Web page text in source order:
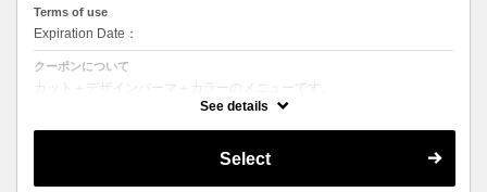
Terms of use
Expiration Date：
クーポンについて
カット＋デザインパーマ＋カラーのメニューです。
デザインパーマ、スパイラルパーマ、ハードパーマ、ツイストパーマな
M ¥＋1100 L¥＋1650 LL¥＋2200
See details
Select